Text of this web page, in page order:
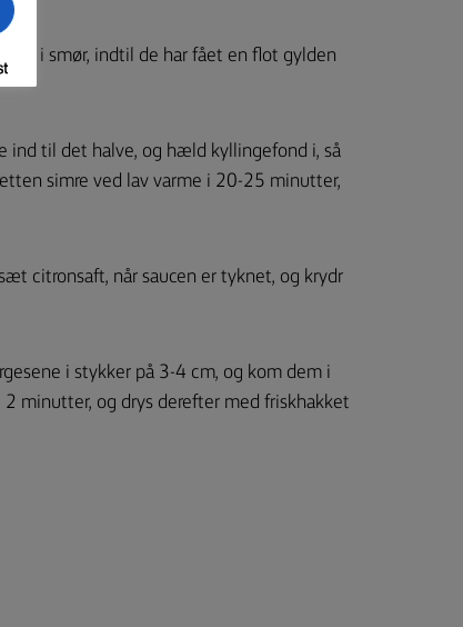
i smør, indtil de har fået en flot gylden
ind til det halve, og hæld kyllingefond i, så
simre ved lav varme i 20-25 minutter,
citronsaft, når saucen er tyknet, og krydr
i stykker på 3-4 cm, og kom dem i
minutter, og drys derefter med friskhakket